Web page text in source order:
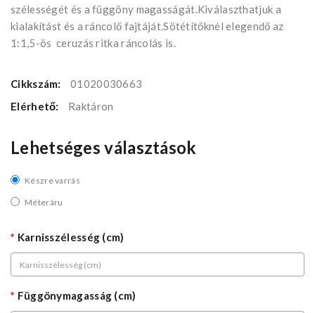
szélességét és a függöny magasságát.Kiválaszthatjuk a
kialakítást és a ráncolő fajtáját.Sötétítőknél elegendő az
1:1,5-ös ceruzás ritka ráncolás is.
Cikkszám:
01020030663
Elérhető:
Raktáron
Lehetséges választások
Készre varrás
Méteráru
Karnisszélesség (cm)
Függönymagasság (cm)